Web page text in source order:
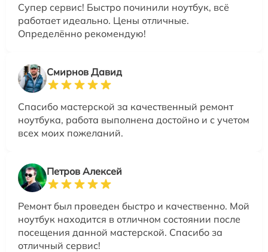
Супер сервис! Быстро починили ноутбук, всё
работает идеально. Цены отличные.
Определённо рекомендую!
Смирнов Давид
Спасибо мастерской за качественный ремонт
ноутбука, работа выполнена достойно и с учетом
всех моих пожеланий.
Петров Алексей
Ремонт был проведен быстро и качественно. Мой
ноутбук находится в отличном состоянии после
посещения данной мастерской. Спасибо за
отличный сервис!